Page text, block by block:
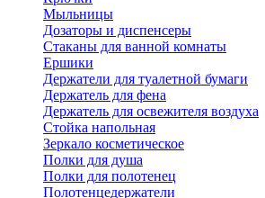
Мыльницы
Дозаторы и диспенсеры
Стаканы для ванной комнаты
Ершики
Держатели для туалетной бумаги
Держатель для фена
Держатель для освежителя воздуха
Стойка напольная
Зеркало косметическое
Полки для душа
Полки для полотенец
Полотенцедержатели